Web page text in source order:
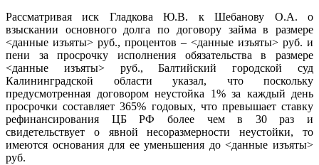
Рассматривая иск Гладкова Ю.В. к Шебанову О.А. о
взыскании основного долга по договору займа в размере
<данные изъяты> руб., процентов – <данные изъяты> руб. и
пени за просрочку исполнения обязательства в размере
<данные изъяты> руб., Балтийский городской суд
Калининградской области указал, что поскольку
предусмотренная договором неустойка 1% за каждый день
просрочки составляет 365% годовых, что превышает ставку
рефинансирования ЦБ РФ более чем в 30 раз и
свидетельствует о явной несоразмерности неустойки, то
имеются основания для ее уменьшения до <данные изъяты>
руб.